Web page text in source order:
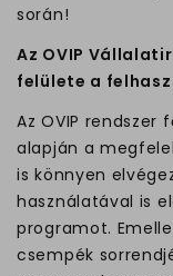
során!
Az OVIP
felülete a
Az OVIP
alapján a
is könnyen
használatával is
programot.
csempék